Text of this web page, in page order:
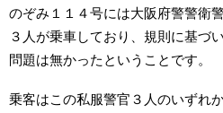
のぞみ１１４号には大阪府警警衛
３人が乗車しており、規則に基づ
問題は無かったということです。
乗客はこの私服警官３人のいずれ